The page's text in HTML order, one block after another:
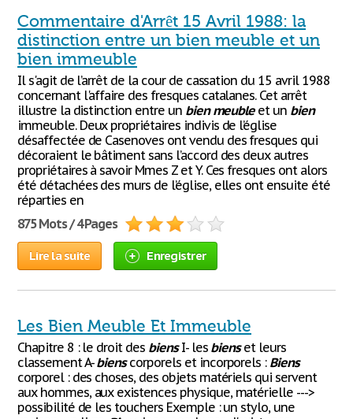
Commentaire d'Arrêt 15 Avril 1988: la
distinction entre un bien meuble et un
bien immeuble
Il s'agit de l’arrêt de la cour de cassation du 15 avril 1988
concernant l'affaire des fresques catalanes. Cet arrêt
illustre la distinction entre un bien meubleet un bien
immeuble. Deux propriétaires indivis de l’église
désaffectée de Casenoves ont vendu des fresques qui
décoraient le bâtiment sans l’accord des deux autres
propriétaires à savoir Mmes Z et Y. Ces fresques ont alors
été détachées des murs de l’église, elles ont ensuite été
réparties en
875 Mots / 4 Pages
Lire la suite Enregistrer
Les Bien Meuble Et Immeuble
Chapitre 8 : le droit des biensI- les bienset leurs
classement A-bienscorporels et incorporels : Biens
corporel : des choses, des objets matériels qui servent
aux hommes, aux existences physique, matérielle --->
possibilité de les touchers Exemple : un stylo, une